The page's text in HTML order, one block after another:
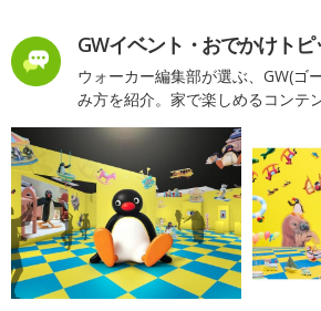
GWイベント・おでかけトピ
ウォーカー編集部が選ぶ、GW(ゴ
み方を紹介。家で楽しめるコンテ